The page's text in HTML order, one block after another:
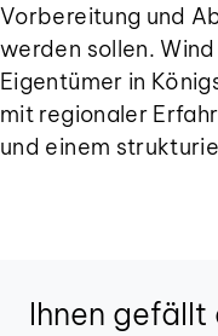
Vorbereitung und
werden sollen.
Eigentümer in
mit regionaler
und einem
Ihnen